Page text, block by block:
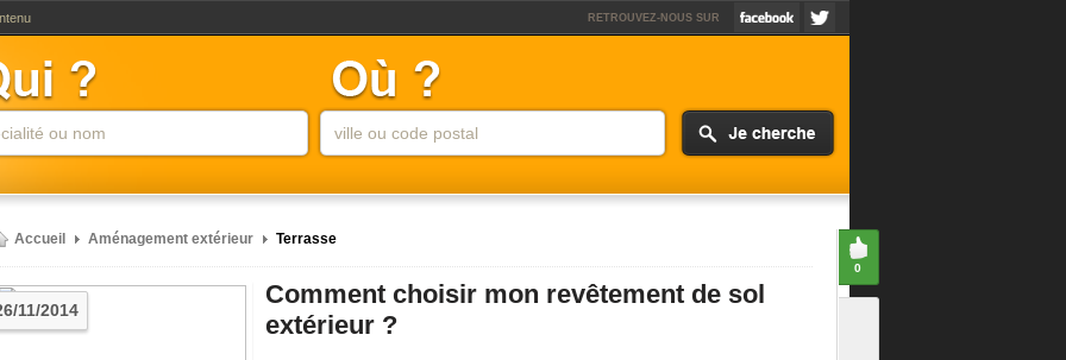
RETROUVEZ-NOUS SUR
0
Accueil Aménagement extérieur Terrasse
11/2014
Comment choisir mon revêtement de sol
extérieur ?